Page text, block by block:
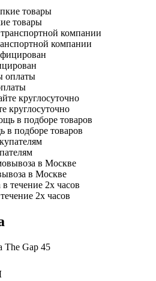
товары
компании
круглосуточно
в подборе товаров
в Москве
2х часов
The Gap 45